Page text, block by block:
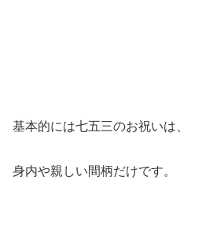
基本的には七五三のお祝いは、
身内や親しい間柄だけです。